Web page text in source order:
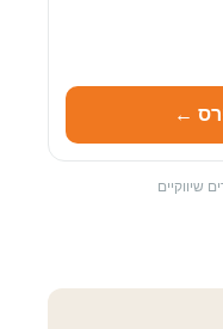
←
שיווקיים